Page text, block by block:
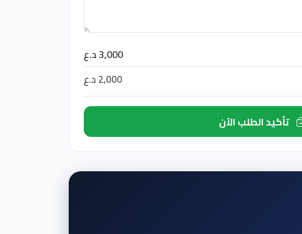
3,000 د.ع
2,000 د.ع
تأكيد الطلب الآن